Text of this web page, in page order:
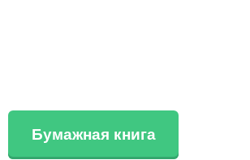
Бумажная книга